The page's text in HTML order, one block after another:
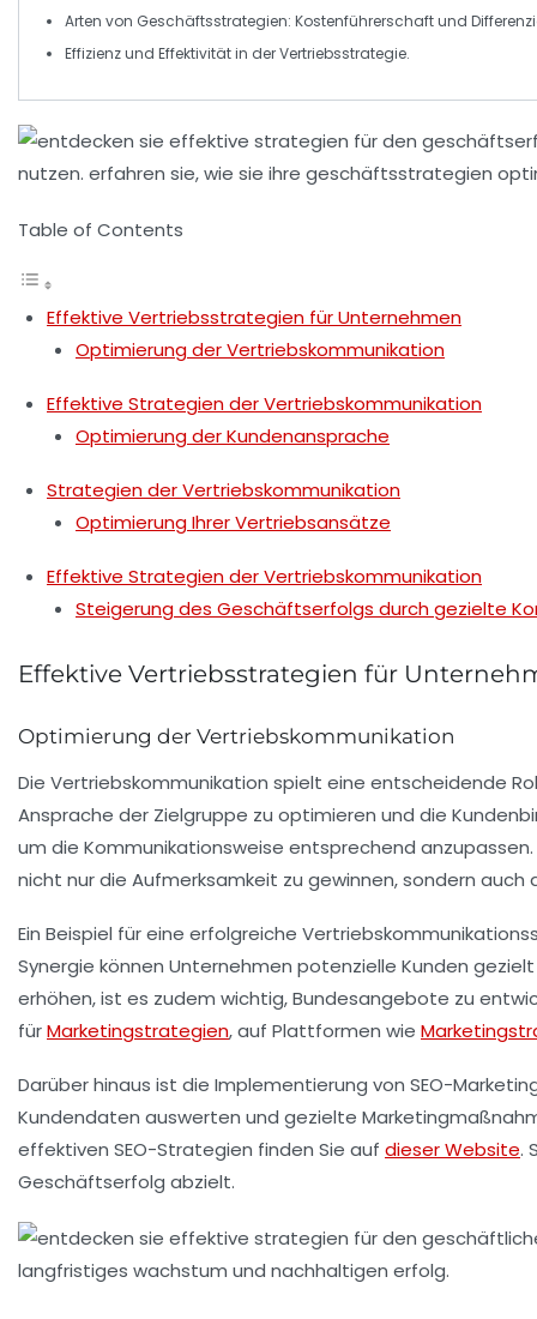
Arten von Geschäftsstrategien: Kostenführerschaftund
Effizienz und Effektivität in derVertriebsstrategie.
Table of Contents
Effektive Vertriebsstrategien für Unternehmen
Optimierung der Vertriebskommunikation
Effektive Strategien der Vertriebskommunikation
Optimierung der Kundenansprache
Strategien der Vertriebskommunikation
Optimierung Ihrer Vertriebsansätze
Effektive Strategien der Vertriebskommunikation
Steigerung des Geschäftserfolgs durch gezielte
Effektive Vertriebsstrategien für
Optimierung der Vertriebskommunikation
Die Vertriebskommunikation spielt eine entscheidende
Ansprache der Zielgruppe zu optimieren und die
um die Kommunikationsweise entsprechend
nicht nur die Aufmerksamkeit zu gewinnen, sondern auch
Ein Beispiel für eine erfolgreiche
Synergie können Unternehmen potenzielle Kunden
erhöhen, ist es zudem wichtig,Bundesangebote zu
fürMarketingstrategien, auf Plattformen wie
Darüber hinaus ist die Implementierung von SEO-
Kundendaten auswerten und gezielte
effektiven SEO-Strategien finden Sie auf dieser Website.
Geschäftserfolg abzielt.